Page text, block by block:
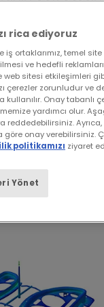
konusu
bütünüyle
etkili bir
özel
tasarım
olan
rica ediyoruz
iş ortaklarımız, temel
ve hedefli
web sitesi etkileşimleri
çerezler zorunludur ve
kullanılır. Onay tabanlı
yardımcı olur.
reddedebilirsiniz.
göre onay verebilirsiniz.
politikamızı ziyaret
Yönet